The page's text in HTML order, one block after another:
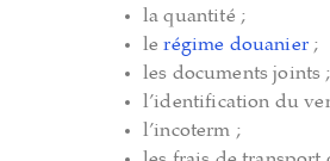
la quantité ;
lerégime douanier;
les documents joints ;
l’identification du
l’incoterm ;